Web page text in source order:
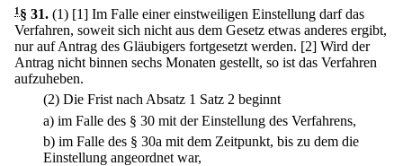
1 § 31. (1) [1] Im Falle einer einstweiligen Einstellung darf das
Verfahren, soweit sich nicht aus dem Gesetz etwas anderes ergibt,
nur auf Antrag des Gläubigers fortgesetzt werden. [2] Wird der
Antrag nicht binnen sechs Monaten gestellt, so ist das Verfahren
aufzuheben.
(2) Die Frist nach Absatz 1 Satz 2 beginnt
a) im Falle des § 30 mit der Einstellung des Verfahrens,
b) im Falle des § 30a mit dem Zeitpunkt, bis zu dem die
Einstellung angeordnet war,